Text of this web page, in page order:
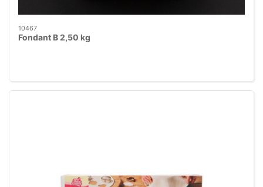
10467
Fondant B 2,50 kg